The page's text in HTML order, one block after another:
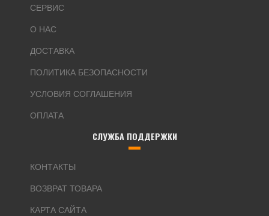
СЕРВИС
О НАС
ДОСТАВКА
ПОЛИТИКА БЕЗОПАСНОСТИ
УСЛОВИЯ СОГЛАШЕНИЯ
ОПЛАТА
СЛУЖБА ПОДДЕРЖКИ
КОНТАКТЫ
ВОЗВРАТ ТОВАРА
КАРТА САЙТА